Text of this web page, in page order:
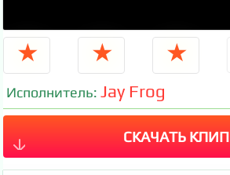
★ ★ ★
Исполнитель:Jay Frog
СКАЧАТЬ КЛИП